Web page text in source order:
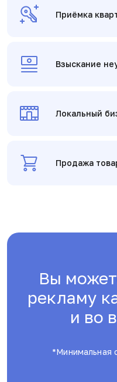
Приёмка
Взыскание
Локальный
Продажа
Вы
рекламу
и во
*Минимальная